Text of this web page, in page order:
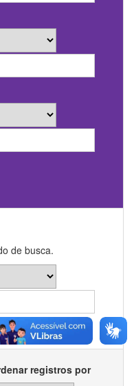
de busca.
registros por